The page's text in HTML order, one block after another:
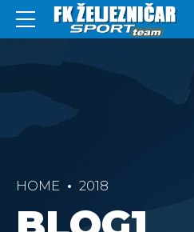
HOME 2018